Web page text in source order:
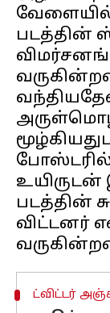
படத்தின்
உயிருடன்
படத்தின்
விட்டனர்
ட்விட்டர்